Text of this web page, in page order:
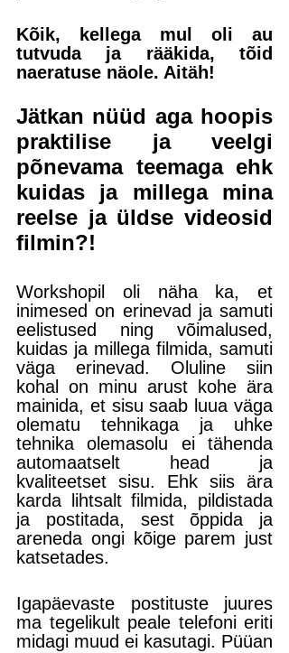
Kõik, kellega mul oli au
tutvuda ja rääkida, tõid
naeratuse näole. Aitäh!
Jätkan nüüd aga hoopis
praktilise ja veelgi
põnevama teemaga ehk
kuidas ja millega mina
reelse ja üldse videosid
filmin?!
Workshopil oli näha ka, et
inimesed on erinevad ja samuti
eelistused ning võimalused,
kuidas ja millega filmida, samuti
väga erinevad. Oluline siin
kohal on minu arust kohe ära
mainida, et sisu saab luua väga
olematu tehnikaga ja uhke
tehnika olemasolu ei tähenda
automaatselt head ja
kvaliteetset sisu. Ehk siis ära
karda lihtsalt filmida, pildistada
ja postitada, sest õppida ja
areneda ongi kõige parem just
katsetades.
Igapäevaste postituste juures
ma tegelikult peale telefoni eriti
midagi muud ei kasutagi. Püüan